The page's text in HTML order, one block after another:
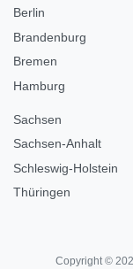
Berlin
Brandenburg
Bremen
Hamburg
Sachsen
Sachsen-Anhalt
Schleswig-Holstein
Thüringen
Copyright ©